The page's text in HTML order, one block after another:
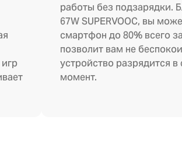
работы без подзарядки.
67W SUPERVOOC, вы
смартфон до 80% всего
позволит вам не
устройство разрядится
момент.